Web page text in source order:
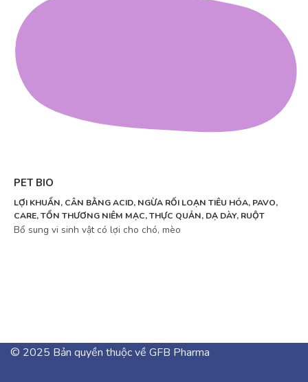
PET BIO
LỢI KHUẨN, CÂN BẰNG ACID, NGỪA RỐI LOẠN TIÊU HÓA, PAVO,
CARE, TỔN THƯƠNG NIÊM MẠC, THỰC QUẢN, DẠ DÀY, RUỘT
Bổ sung vi sinh vật có lợi cho chó, mèo
© 2025 Bản quyền thuộc về GFB Pharma